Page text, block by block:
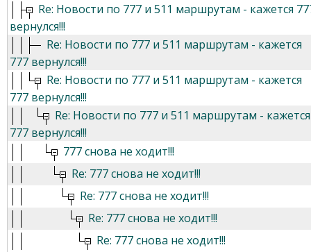
Re: Новости по 777 и 511 маршрутам - кажется
вернулся!!!
Re: Новости по 777 и 511 маршрутам - кажется
777 вернулся!!!
Re: Новости по 777 и 511 маршрутам - кажется
777 вернулся!!!
Re: Новости по 777 и 511 маршрутам - кажется
777 вернулся!!!
777 снова не ходит!!!
Re: 777 снова не ходит!!!
Re: 777 снова не ходит!!!
Re: 777 снова не ходит!!!
Re: 777 снова не ходит!!!